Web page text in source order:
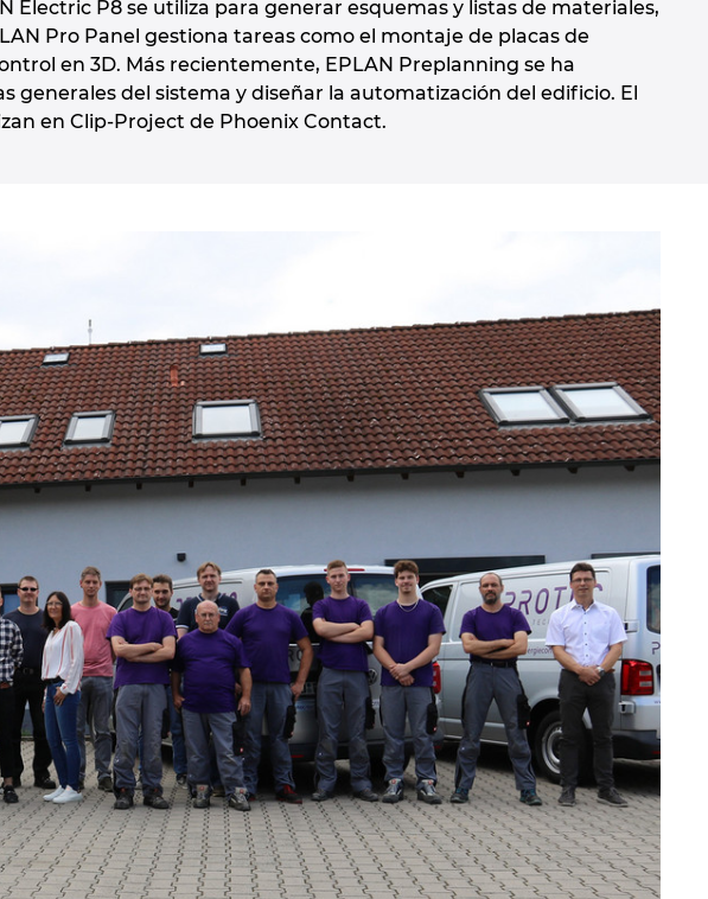
Electric P8 se utiliza para generar esquemas y listas de materiales,
Pro Panel gestiona tareas como el montaje de placas de
en 3D. Más recientemente, EPLAN Preplanning se ha
del sistema y diseñar la automatización del edificio. El
en Clip-Project de Phoenix Contact.